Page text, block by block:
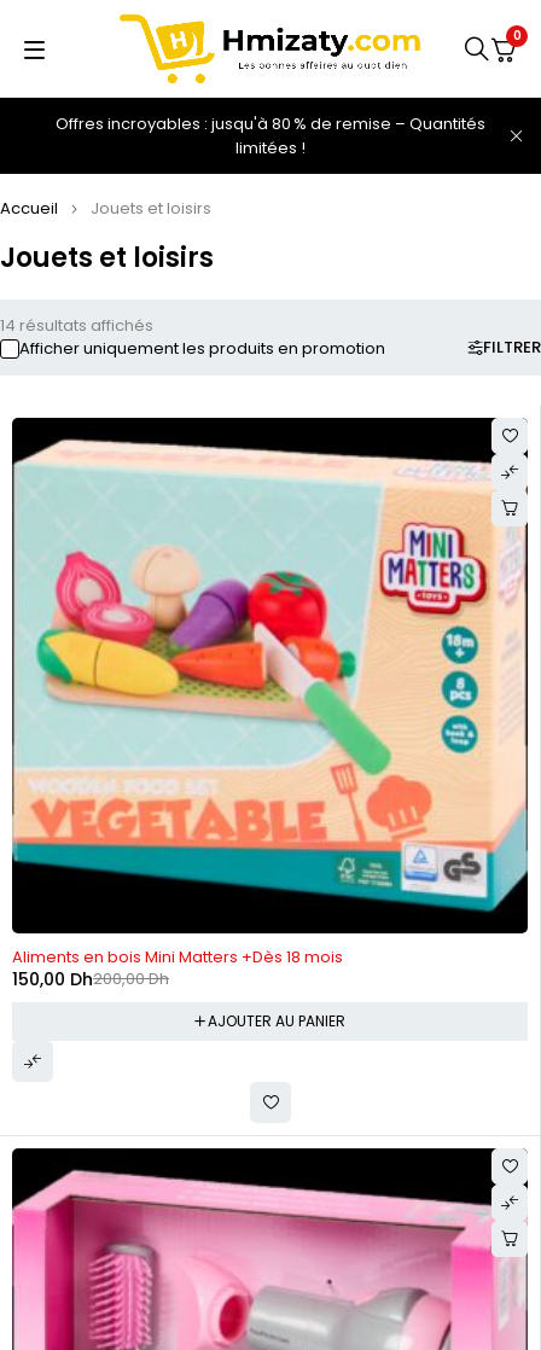
Offres incroyables : jusqu'à 80 % de remise – Quantités
limitées !
0
Jouets et loisirs
Accueil Jouets et loisirs
FILTRER
14 résultats affichés
Afficher uniquement les produits en promotion
-25%
Aliments en bois Mini Matters +Dès 18 mois
200,00Dh
150,00 Dh
AJOUTER AU PANIER